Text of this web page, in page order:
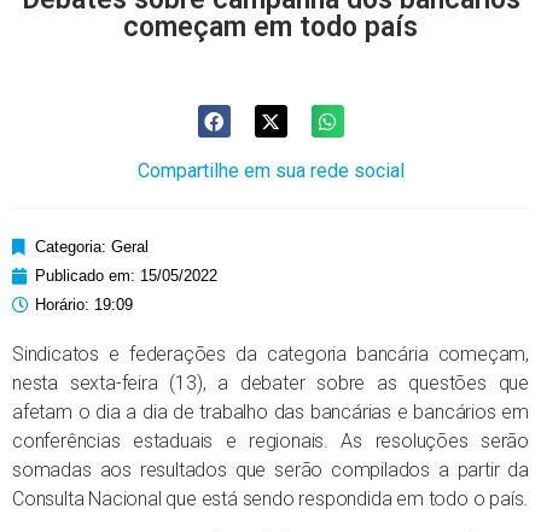
começam em todo país
Compartilhe em sua rede social
Categoria: Geral
Publicado em: 15/05/2022
Horário: 19:09
Sindicatos e federações da categoria bancária começam,
nesta sexta-feira (13), a debater sobre as questões que
afetam o dia a dia de trabalho das bancárias e bancários em
conferências estaduais e regionais. As resoluções serão
somadas aos resultados que serão compilados a partir da
Consulta Nacional que está sendo respondida em todo o país.